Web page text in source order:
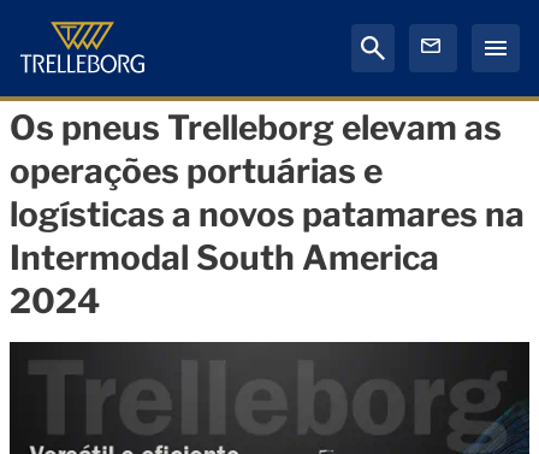
Os pneus Trelleborg elevam as
operações portuárias e
logísticas a novos patamares na
Intermodal South America
2024